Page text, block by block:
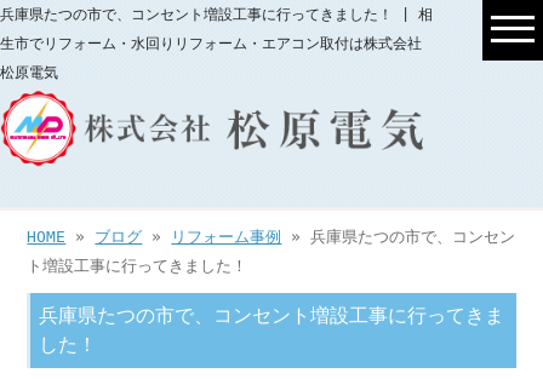
兵庫県たつの市で、コンセント増設工事に行ってきました！ | 相
生市でリフォーム・水回りリフォーム・エアコン取付は株式会社
松原電気
HOME » ブログ » リフォーム事例
» 兵庫県たつの市で、コンセン
ト増設工事に行ってきました！
兵庫県たつの市で、コンセント増設工事に行ってきま
した！